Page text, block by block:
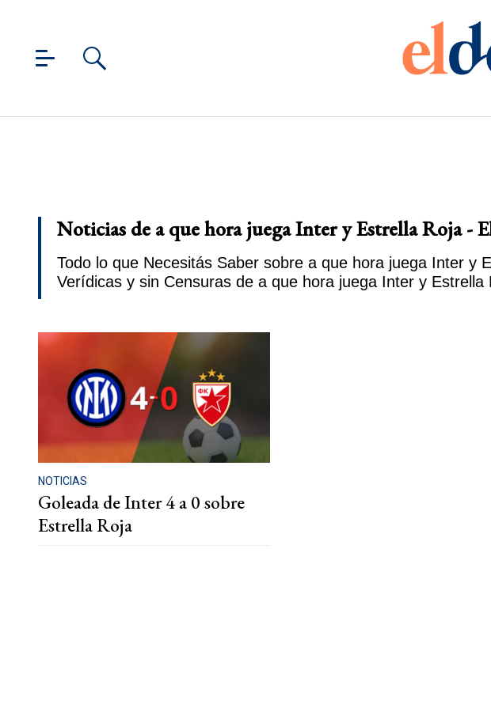
Noticias de a que hora juega Inter y Estrella Roja -
Todo lo que Necesitás Saber sobre a que hora juega Inter y
Verídicas y sin Censuras de a que hora juega Inter y Estrella
NOTICIAS
Goleada de Inter 4 a 0 sobre
Estrella Roja